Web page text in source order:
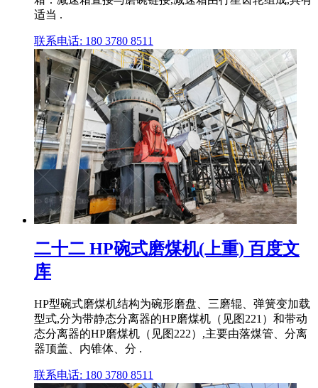
适当 .
联系电话: 180 3780 8511
二十二 HP碗式磨煤机(上重) 百度文
库
HP型碗式磨煤机结构为碗形磨盘、三磨辊、弹簧变加载
型式,分为带静态分离器的HP磨煤机（见图221）和带动
态分离器的HP磨煤机（见图222）,主要由落煤管、分离
器顶盖、内锥体、分 .
联系电话: 180 3780 8511